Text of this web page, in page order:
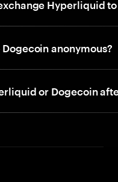
Hyperliquid
anonymous?
or Dogecoin